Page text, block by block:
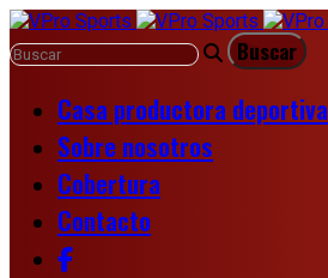
Casa productora deportiva
Sobre nosotros
Cobertura
Contacto